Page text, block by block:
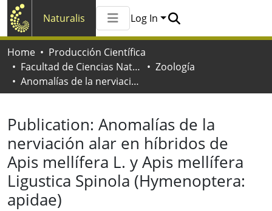
Naturalis
All of Naturalis
Log In
Home
Producción Científica
Facultad de Ciencias Naturales y Museo
Zoología
Anomalías de la nerviación alar en híbridos de Apis mellífera L. y Apis mellífera Ligustica Spinola (Hymenoptera: apidae)
Publication: Anomalías de la
nerviación alar en híbridos de
Apis mellífera L. y Apis mellífera
Ligustica Spinola (Hymenoptera:
apidae)